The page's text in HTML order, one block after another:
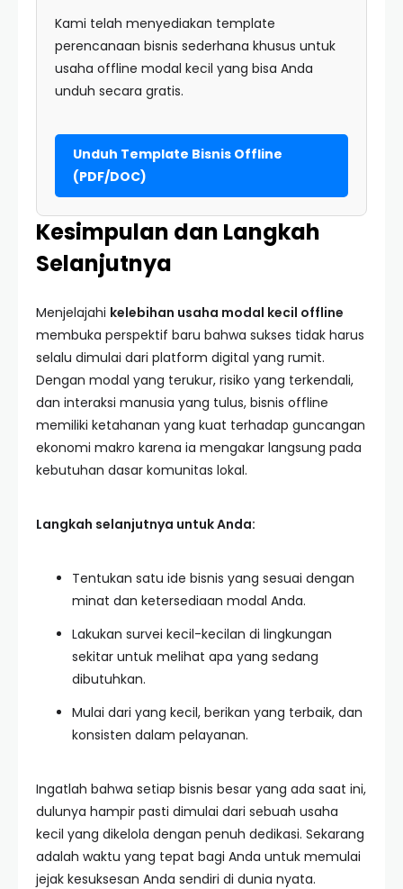
Kami telah menyediakan template
perencanaan bisnis sederhana khusus untuk
usaha offline modal kecil yang bisa Anda
unduh secara gratis.
Unduh Template Bisnis Offline
(PDF/DOC)
Kesimpulan dan Langkah
Selanjutnya
Menjelajahi kelebihan usaha modal kecil offline
membuka perspektif baru bahwa sukses tidak harus
selalu dimulai dari platform digital yang rumit.
Dengan modal yang terukur, risiko yang terkendali,
dan interaksi manusia yang tulus, bisnis offline
memiliki ketahanan yang kuat terhadap guncangan
ekonomi makro karena ia mengakar langsung pada
kebutuhan dasar komunitas lokal.
Langkah selanjutnya untuk Anda:
Tentukan satu ide bisnis yang sesuai dengan
minat dan ketersediaan modal Anda.
Lakukan survei kecil-kecilan di lingkungan
sekitar untuk melihat apa yang sedang
dibutuhkan.
Mulai dari yang kecil, berikan yang terbaik, dan
konsisten dalam pelayanan.
Ingatlah bahwa setiap bisnis besar yang ada saat ini,
dulunya hampir pasti dimulai dari sebuah usaha
kecil yang dikelola dengan penuh dedikasi. Sekarang
adalah waktu yang tepat bagi Anda untuk memulai
jejak kesuksesan Anda sendiri di dunia nyata.